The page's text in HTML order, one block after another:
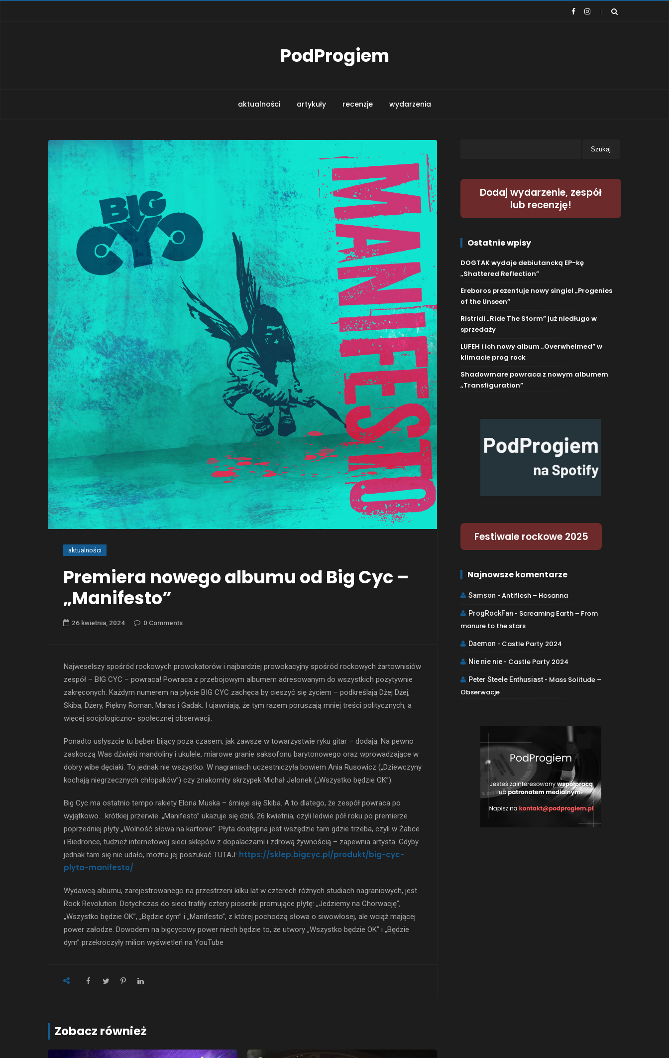
PodProgiem
aktualności artykuły recenzje wydarzenia
aktualności
Premiera nowego albumu od Big Cyc –
„Manifesto”
26 kwietnia, 2024 0 Comments
Najweselszy spośród rockowych prowokatorów i najbardziej prowokacyjny spośród rockowych żartownisiów
zespół – BIG CYC – powraca! Powraca z przebojowym albumem adresowanym do wszystkich pozytywnie
zakręconych. Każdym numerem na płycie BIG CYC zachęca by cieszyć się życiem – podkreślają Dżej Dżej,
Skiba, Dżery, Piękny Roman, Maras i Gadak. I ujawniają, że tym razem poruszają mniej treści politycznych, a
więcej socjologiczno- społecznej obserwacji.
Ponadto usłyszcie tu bęben bijący poza czasem, jak zawsze w towarzystwie ryku gitar – dodają. Na pewno
zaskoczą Was dźwięki mandoliny i ukulele, miarowe granie saksofonu barytonowego oraz wprowadzające w
dobry wibe dęciaki. To jednak nie wszystko. W nagraniach uczestniczyła bowiem Ania Rusowicz („Dziewczyny
kochają niegrzecznych chłopaków”) czy znakomity skrzypek Michał Jelonek („Wszystko będzie OK”).
Big Cyc ma ostatnio tempo rakiety Elona Muska – śmieje się Skiba. A to dlatego, że zespół powraca po
wyjątkowo… krótkiej przerwie. „Manifesto” ukazuje się dziś, 26 kwietnia, czyli ledwie pół roku po premierze
poprzedniej płyty „Wolność słowa na kartonie”. Płyta dostępna jest wszędzie tam gdzie trzeba, czyli w Żabce
i Biedronce, tudzież internetowej sieci sklepów z dopalaczami i zdrową żywnością – zapewnia artysta. Gdyby
jednak tam się nie udało, można jej poszukać TUTAJ: https://sklep.bigcyc.pl/produkt/big-cyc-
plyta-manifesto/
Wydawcą albumu, zarejestrowanego na przestrzeni kilku lat w czterech różnych studiach nagraniowych, jest
Rock Revolution. Dotychczas do sieci trafiły cztery piosenki promujące płytę: „Jedziemy na Chorwację”,
„Wszystko będzie OK”, „Będzie dym” i „Manifesto”, z której pochodzą słowa o siwowłosej, ale wciąż mającej
power załodze. Dowodem na bigcycowy power niech będzie to, że utwory „Wszystko będzie OK” i „Będzie
dym” przekroczyły milion wyświetleń na YouTube
Zobacz również
Dodaj wydarzenie, zespół
lub recenzję!
Ostatnie wpisy
DOGTAK wydaje debiutancką EP-kę
„Shattered Reflection”
Ereboros prezentuje nowy singiel „Progenies
of the Unseen”
Ristridi „Ride The Storm” już niedługo w
sprzedaży
LUFEH i ich nowy album „Overwhelmed” w
klimacie prog rock
Shadowmare powraca z nowym albumem
„Transfiguration”
Festiwale rockowe 2025
Najnowsze komentarze
Samson -Antiflesh – Hosanna
ProgRockFan - Screaming Earth – From
manure to the stars
Daemon - Castle Party 2024
Nie nie nie - Castle Party 2024
Peter Steele Enthusiast - Mass Solitude –
Obserwacje